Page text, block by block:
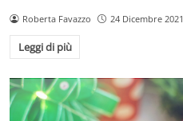
Roberta Favazzo 24 Dicembre 2021
Leggi di più